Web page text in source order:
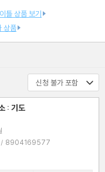
틀 상품 보기
상품
: 기도
ISBN : 9788904169573 / 8904169577